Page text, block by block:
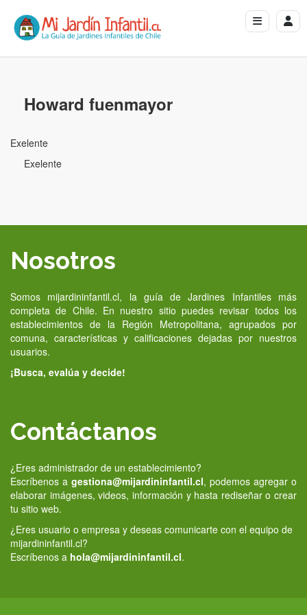
Howard fuenmayor
Exelente
Exelente
Nosotros
Somos mijardininfantil.cl, la guía de Jardines Infantiles más
completa de Chile. En nuestro sitio puedes revisar todos los
establecimientos de la Región Metropolitana, agrupados por
comuna, características y calificaciones dejadas por nuestros
usuarios.
¡Busca, evalúa y decide!
Contáctanos
¿Eres administrador de un establecimiento?
Escríbenos a gestiona@mijardininfantil.cl, podemos agregar o
elaborar imágenes, videos, información y hasta rediseñar o crear
tu sitio web.
¿Eres usuario o empresa y deseas comunicarte con el equipo de
mijardininfantil.cl?
Escríbenos a hola@mijardininfantil.cl.